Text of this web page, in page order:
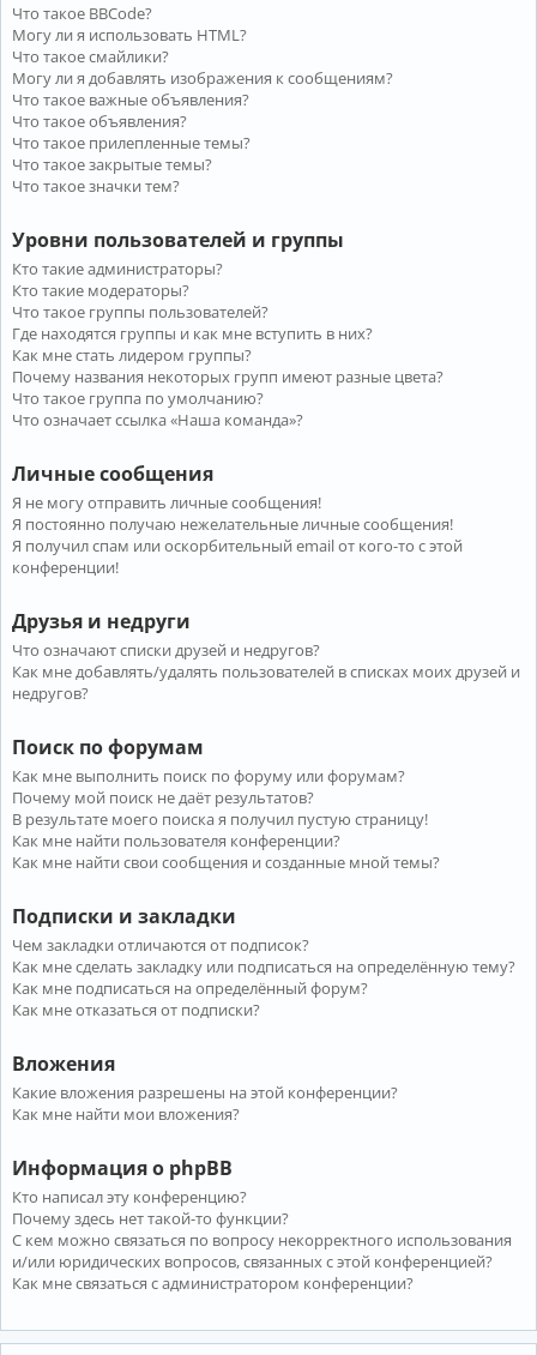
Что такое BBCode?
Могу ли я использовать HTML?
Что такое смайлики?
Могу ли я добавлять изображения к сообщениям?
Что такое важные объявления?
Что такое объявления?
Что такое прилепленные темы?
Что такое закрытые темы?
Что такое значки тем?
Уровни пользователей и группы
Кто такие администраторы?
Кто такие модераторы?
Что такое группы пользователей?
Где находятся группы и как мне вступить в них?
Как мне стать лидером группы?
Почему названия некоторых групп имеют разные цвета?
Что такое группа по умолчанию?
Что означает ссылка «Наша команда»?
Личные сообщения
Я не могу отправить личные сообщения!
Я постоянно получаю нежелательные личные сообщения!
Я получил спам или оскорбительный email от кого-то с этой
конференции!
Друзья и недруги
Что означают списки друзей и недругов?
Как мне добавлять/удалять пользователей в списках моих друзей и
недругов?
Поиск по форумам
Как мне выполнить поиск по форуму или форумам?
Почему мой поиск не даёт результатов?
В результате моего поиска я получил пустую страницу!
Как мне найти пользователя конференции?
Как мне найти свои сообщения и созданные мной темы?
Подписки и закладки
Чем закладки отличаются от подписок?
Как мне сделать закладку или подписаться на определённую тему?
Как мне подписаться на определённый форум?
Как мне отказаться от подписки?
Вложения
Какие вложения разрешены на этой конференции?
Как мне найти мои вложения?
Информация о phpBB
Кто написал эту конференцию?
Почему здесь нет такой-то функции?
С кем можно связаться по вопросу некорректного использования
и/или юридических вопросов, связанных с этой конференцией?
Как мне связаться с администратором конференции?